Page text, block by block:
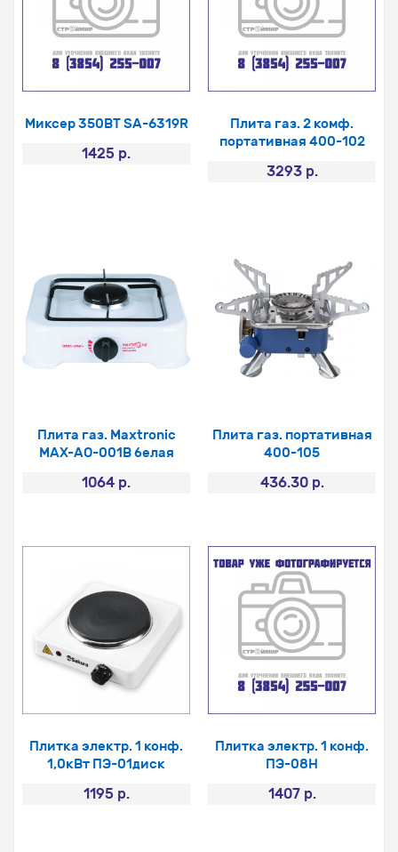
Миксер 350ВТ SA-6319R
1425 р.
Плита газ. 2 комф.
портативная 400-102
3293 р.
Плита газ. Maxtronic
MAX-AO-001B белая
1064 р.
Плита газ. портативная
400-105
436.30 р.
Плитка электр. 1 конф.
1,0кВт ПЭ-01диск
1195 р.
Плитка электр. 1 конф.
ПЭ-08Н
1407 р.